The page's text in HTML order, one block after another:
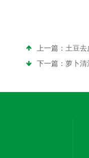
上一篇： 土豆去
下一篇： 萝卜清